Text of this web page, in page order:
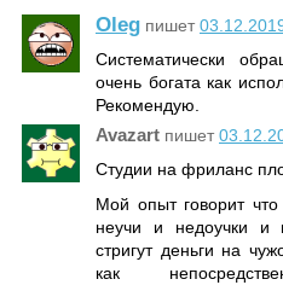
Oleg пишет
Систематически
очень богата как
Рекомендую.
Avazart пишет
Студии на фриланс
Мой опыт говорит
неучи и недоучки и
стригут деньги на
как